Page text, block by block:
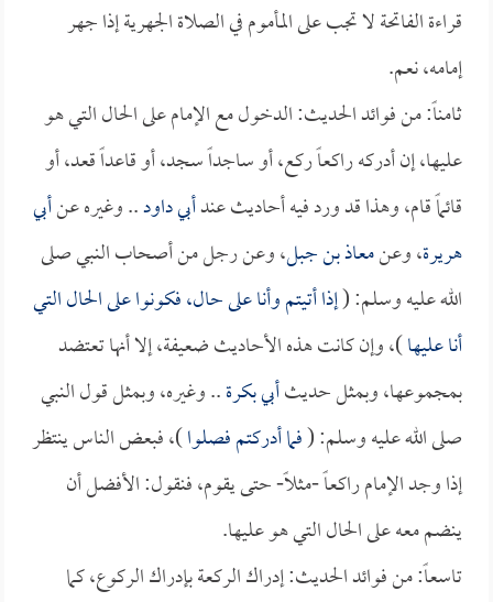
قراءة الفاتحة لا تجب على المأموم في الصلاة الجهرية إذا جهر
إمامه، نعم.
ثامناً: من فوائد الحديث: الدخول مع الإمام على الحال التي هو
عليها، إن أدركه راكعاً ركع، أو ساجداً سجد، أو قاعداً قعد، أو
قائماً قام، وهذا قد ورد فيه أحاديث عندأبي داود.. وغيره عنأبي
هريرة، وعنمعاذ بن جبل، وعن رجل من أصحاب النبي صلى
الله عليه وسلم: (إذا أتيتم وأنا على حال، فكونوا على الحال التي
أنا عليها)، وإن كانت هذه الأحاديث ضعيفة، إلا أنها تعتضد
بمجموعها، وبمثل حديثأبي بكرة.. وغيره، وبمثل قول النبي
صلى الله عليه وسلم: (فما أدركتم فصلوا)، فبعض الناس ينتظر
إذا وجد الإمام راكعاً -مثلاً- حتى يقوم، فنقول: الأفضل أن
ينضم معه على الحال التي هو عليها.
تاسعاً: من فوائد الحديث: إدراك الركعة بإدراك الركوع، كما